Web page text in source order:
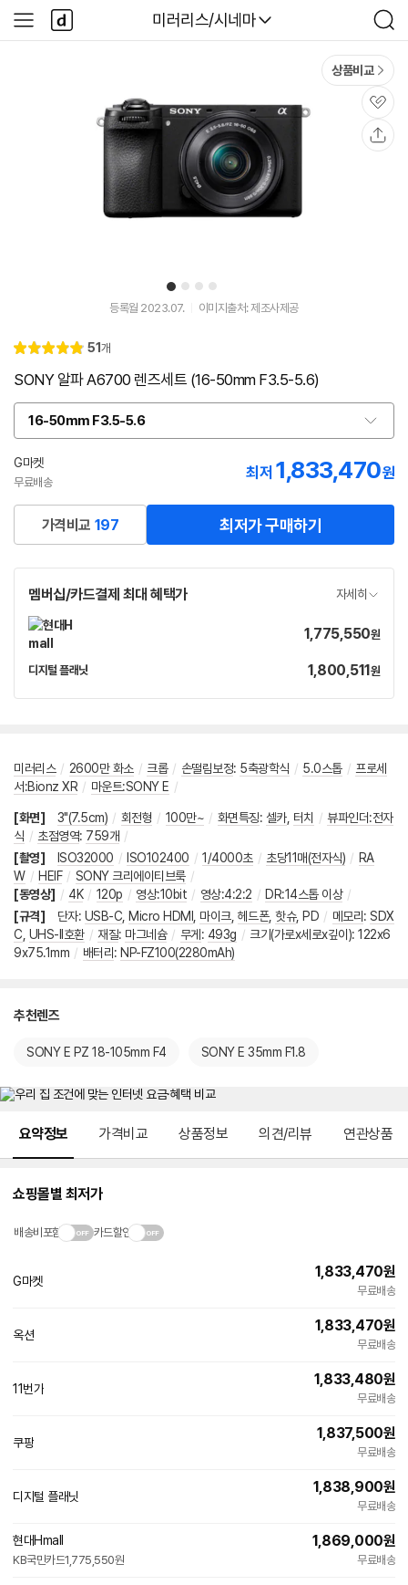
다나와
미러리스/시네마
검
색
사
이
다
나
와
1 2 3 4
튜
상품비교
관
심
등록월 2023.07. 이미지출처: 제조사제공
별
4.
리
51 개
SONY 알파 A6700 렌즈세트 (16-50mm F3.5-5.6)
16-50mm F3.5-5.6
옵
션
선
택
G마켓
무료배송
최저 1,833,470원
가격비교 197 최저가 구매하기
멤버십/카드결제 최대 혜택가 자세히
가1,775,550원
디지털 플래닛네
가1,800,511원
미러리스 / 2600만 화소 / 크롭 / 손떨림보정: 5축광학식 / 5.0스톱 / 프로세
서:Bionz XR / 마운트:SONY E /
[화면] 3"(7.5cm) / 회전형 / 100만~ / 화면특징: 셀카, 터치 / 뷰파인더:전자
식 / 초점영역: 759개 /
[촬영]
ISO32000 / ISO102400 / 1/4000초 / 초당11매(전자식) / RA
W / HEIF / SONY 크리에이티브룩 /
[동영상] / 4K / 120p / 영상:10bit / 영상:4:2:2 / DR:14스톱 이상 /
[규격]
단자: USB-C Micro HDMI 마이크, 헤드폰, 핫슈, PD / 메모리: SDX
C UHS-II호환 / 재질: 마그네슘 / 무게 : 493g / 크기(가로x세로x깊이): 122x6
9x75.1mm / 배터리: NP-FZ100(2280mAh)
추천렌즈
SONY E PZ 18-105mm F4 SONY E 35mm F1.8
요약정보 가격비교 상품정보 의견/리뷰 연관상품
쇼핑몰별 최저가
배송비포함 카드할인
G마켓
1,833,470원
무료배송
옥션
1,833,470원
무료배송
11번가
1,833,480원
무료배송
쿠팡
1,837,500원
무료배송
디지털 플래닛
이
1,838,900원
무료배송
현대Hmall
KB국민카드1,775,550원
1,869,000원
무료배송